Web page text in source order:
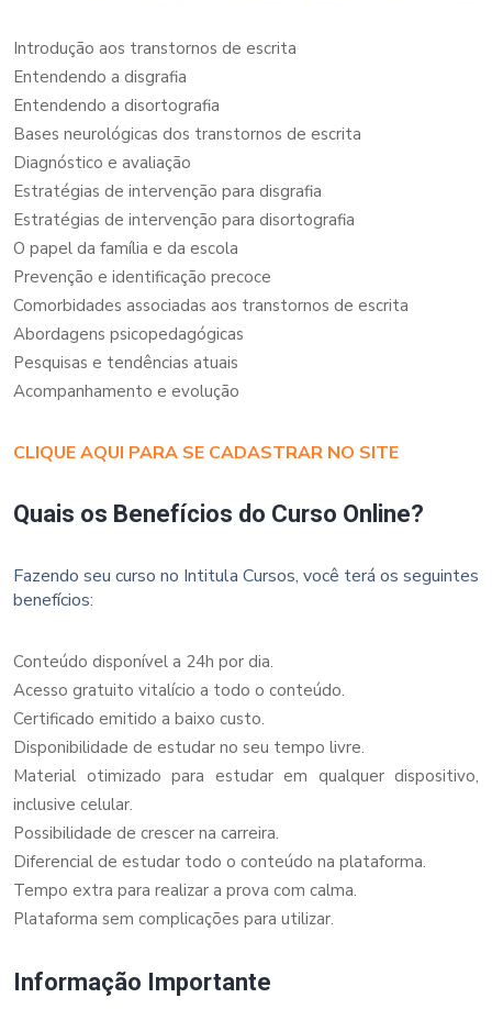
Introdução aos transtornos de escrita
Entendendo a disgrafia
Entendendo a disortografia
Bases neurológicas dos transtornos de escrita
Diagnóstico e avaliação
Estratégias de intervenção para disgrafia
Estratégias de intervenção para disortografia
O papel da família e da escola
Prevenção e identificação precoce
Comorbidades associadas aos transtornos de escrita
Abordagens psicopedagógicas
Pesquisas e tendências atuais
Acompanhamento e evolução
CLIQUE AQUI PARA SE CADASTRAR NO SITE
Quais os Benefícios do Curso Online?
Fazendo seu curso no Intitula Cursos, você terá os seguintes
benefícios:
Conteúdo disponível a 24h por dia.
Acesso gratuito vitalício a todo o conteúdo.
Certificado emitido a baixo custo.
Disponibilidade de estudar no seu tempo livre.
Material otimizado para estudar em qualquer dispositivo,
inclusive celular.
Possibilidade de crescer na carreira.
Diferencial de estudar todo o conteúdo na plataforma.
Tempo extra para realizar a prova com calma.
Plataforma sem complicações para utilizar.
Informação Importante